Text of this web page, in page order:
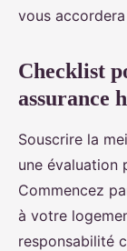
vous
Checklist
assurance
Souscrire la
une évaluation
Commencez
à votre
responsabilité